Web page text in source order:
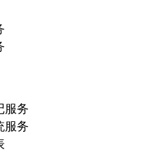
服务
服务